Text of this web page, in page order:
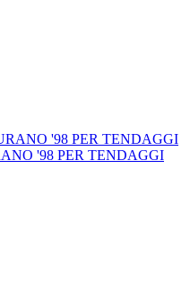
'98 PER TENDAGGI